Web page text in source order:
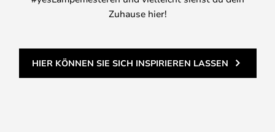
Zuhause hier!
HIER KÖNNEN SIE SICH INSPIRIEREN LASSEN